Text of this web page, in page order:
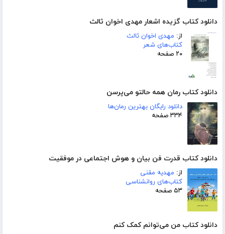
دانلود کتاب گزیده اشعار مهدی اخوان ثالث
از: مهدی اخوان ثالث
کتاب‌های شعر
۲۰ صفحه
دانلود کتاب رمان همه حالتو می‌پرسن
دانلود رایگان بهترین رمان‌ها
۳۳۴ صفحه
دانلود کتاب قدرت فن بیان و هوش اجتماعی در موفقیت
از: مهدیه مقنی
کتاب‌های روانشناسی
۵۳ صفحه
دانلود کتاب من می‌توانم کمک کنم